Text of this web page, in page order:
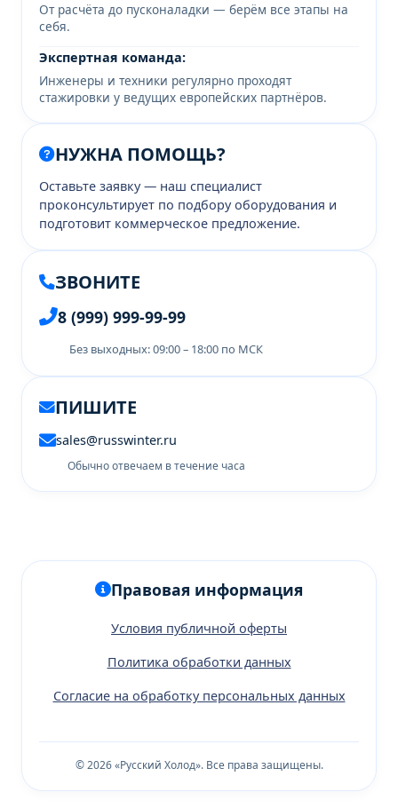
От расчёта до пусконаладки — берём все этапы на
себя.
Экспертная команда:
Инженеры и техники регулярно проходят
стажировки у ведущих европейских партнёров.
НУЖНА ПОМОЩЬ?
Оставьте заявку — наш специалист
проконсультирует по подбору оборудования и
подготовит коммерческое предложение.
ЗВОНИТЕ
8 (999) 999-99-99
Без выходных: 09:00 – 18:00 по МСК
ПИШИТЕ
sales@russwinter.ru
Обычно отвечаем в течение часа
Правовая информация
Условия публичной оферты
Политика обработки данных
Согласие на обработку персональных данных
© 2026 «Русский Холод». Все права защищены.